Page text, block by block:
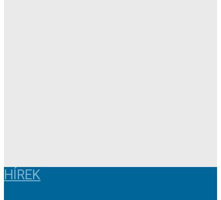
HÍREK